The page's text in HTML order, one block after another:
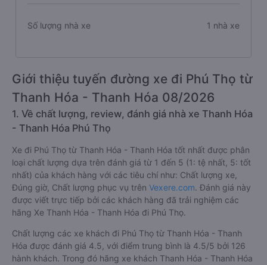
Số lượng nhà xe 1 nhà xe
Giới thiệu tuyến đường xe đi Phú Thọ từ
Thanh Hóa - Thanh Hóa 08/2026
1. Về chất lượng, review, đánh giá nhà xe Thanh Hóa
- Thanh Hóa Phú Thọ
Xe đi Phú Thọ từ Thanh Hóa - Thanh Hóa tốt nhất được phân
loại chất lượng dựa trên đánh giá từ 1 đến 5 (1: tệ nhất, 5: tốt
nhất) của khách hàng với các tiêu chí như: Chất lượng xe,
Đúng giờ, Chất lượng phục vụ trên Vexere.com. Đánh giá này
được viết trực tiếp bởi các khách hàng đã trải nghiệm các
hãng Xe Thanh Hóa - Thanh Hóa đi Phú Thọ.
Chất lượng các xe khách đi Phú Thọ từ Thanh Hóa - Thanh
Hóa được đánh giá 4.5, với điểm trung bình là 4.5/5 bởi 126
hành khách. Trong đó hãng xe khách Thanh Hóa - Thanh Hóa